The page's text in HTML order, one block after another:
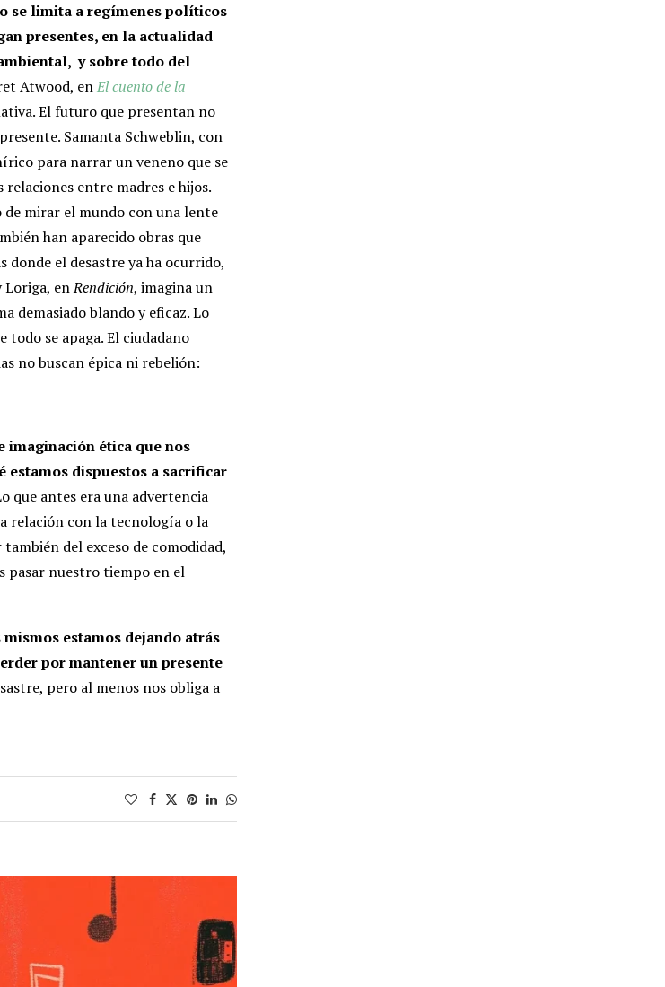
se limita a regímenes políticos
presentes, en la actualidad
y sobre todo del
Atwood, enEl cuento de la
El futuro que presentan no
Samanta Schweblin, con
para narrar un veneno que se
entre madres e hijos.
de mirar el mundo con una lente
han aparecido obras que
el desastre ya ha ocurrido,
Loriga, enRendición, imagina un
demasiado blando y eficaz. Lo
se apaga. El ciudadano
no buscan épica ni rebelión:
imaginación ética que nos
estamos dispuestos a sacrificar
que antes era una advertencia
relación con la tecnología o la
del exceso de comodidad,
pasar nuestro tiempo en el
estamos dejando atrás
por mantener un presente
pero al menos nos obliga a